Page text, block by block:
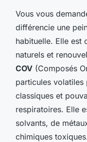
Vous vous
différencie une
habituelle. Elle est
naturels et
COV (Composés
particules volatiles
classiques et
respiratoires. Elle
solvants, de
chimiques